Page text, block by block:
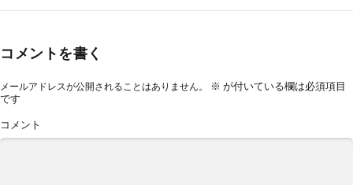
コメントを書く
メールアドレスが公開されることはありません。 ※ が付いている欄は必須項目
です
コメント